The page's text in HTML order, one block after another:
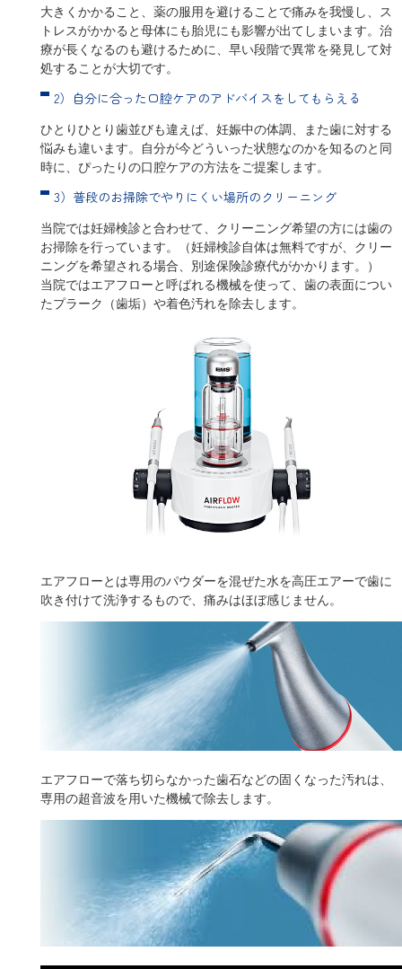
大きくかかること、薬の服用を避けることで痛みを我慢し、ス
トレスがかかると母体にも胎児にも影響が出てしまいます。治
療が長くなるのも避けるために、早い段階で異常を発見して対
処することが大切です。
2）自分に合った口腔ケアのアドバイスをしてもらえる
ひとりひとり歯並びも違えば、妊娠中の体調、また歯に対する
悩みも違います。自分が今どういった状態なのかを知るのと同
時に、ぴったりの口腔ケアの方法をご提案します。
3）普段のお掃除でやりにくい場所のクリーニング
当院では妊婦検診と合わせて、クリーニング希望の方には歯の
お掃除を行っています。（妊婦検診自体は無料ですが、クリー
ニングを希望される場合、別途保険診療代がかかります。）
当院ではエアフローと呼ばれる機械を使って、歯の表面につい
たプラーク（歯垢）や着色汚れを除去します。
エアフローとは専用のパウダーを混ぜた水を高圧エアーで歯に
吹き付けて洗浄するもので、痛みはほぼ感じません。
エアフローで落ち切らなかった歯石などの固くなった汚れは、
専用の超音波を用いた機械で除去します。